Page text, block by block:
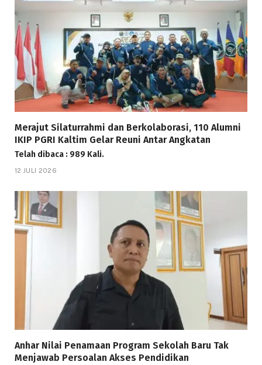
Merajut Silaturrahmi dan Berkolaborasi, 110 Alumni
IKIP PGRI Kaltim Gelar Reuni Antar Angkatan
Telah dibaca : 989 Kali.
12 JULI 2026
Anhar Nilai Penamaan Program Sekolah Baru Tak
Menjawab Persoalan Akses Pendidikan